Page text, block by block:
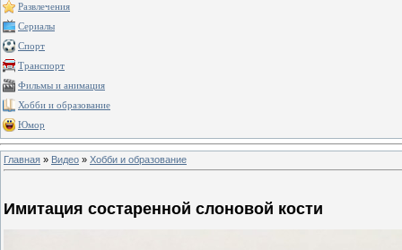
Развлечения
Сериалы
Спорт
Транспорт
Фильмы и анимация
Хобби и образование
Юмор
Главная » Видео » Хобби и образование
Имитация состаренной слоновой кости